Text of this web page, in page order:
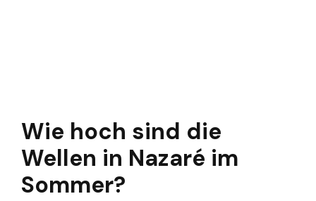
Wie hoch sind die
Wellen in Nazaré im
Sommer?